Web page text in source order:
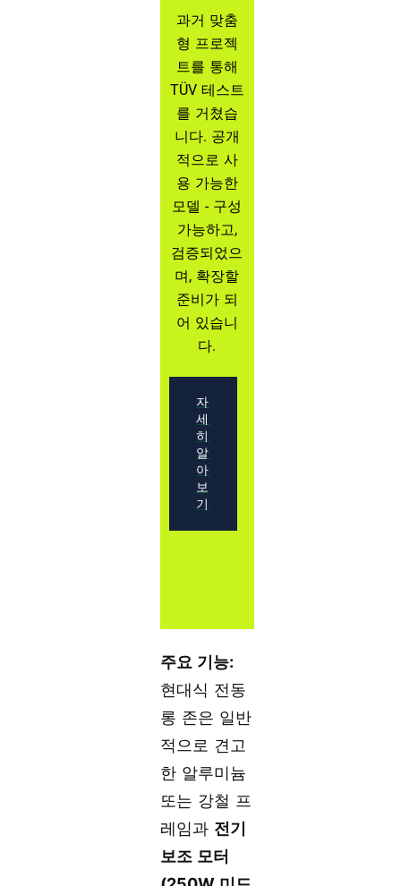
과거 맞춤
형 프로젝
트를 통해
TÜV 테스트
를 거쳤습
니다. 공개
적으로 사
용 가능한
모델 - 구성
가능하고,
검증되었으
며, 확장할
준비가 되
어 있습니
다.
자
세
히
알
아
보
기
주요 기능:
현대식 전동
롱 존은 일반
적으로 견고
한 알루미늄
또는 강철 프
레임과 전기
보조 모터